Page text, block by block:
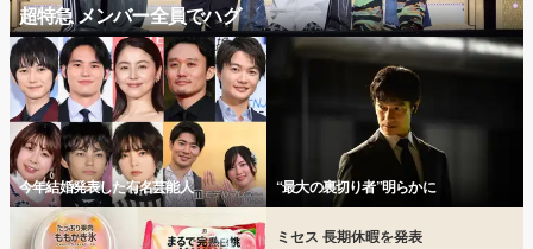
超特急 メンバー全員でハグ
今年結婚発表した有名芸能人 “最大の裏切り者”明らかに
ミセス 長期休暇を発表